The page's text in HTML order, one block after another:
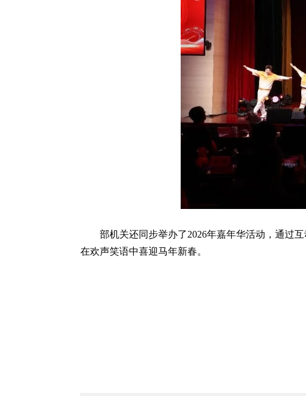
部机关还同步举办了2026年嘉年华活动，通过
在欢声笑语中喜迎马年新春。